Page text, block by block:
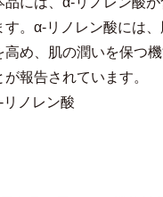
す。α‐リノレン酸には
高め、肌の潤いを保つ
が報告されています。
リノレン酸